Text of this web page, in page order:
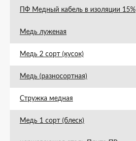
ПФ Медный кабель в изоляции 15%
Медь луженая
Медь 2 сорт (кусок)
Медь (разносортная)
Стружка медная
Медь 1 сорт (блеск)